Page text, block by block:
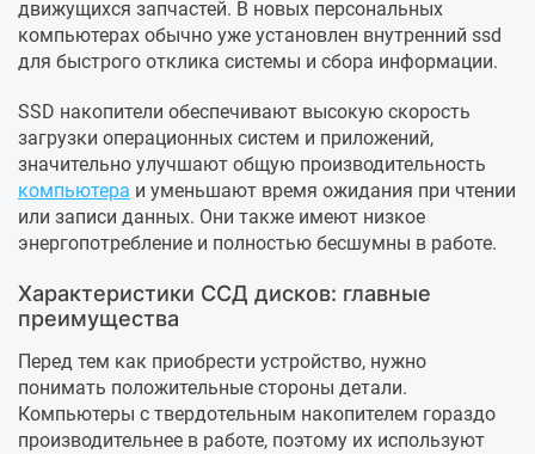
движущихся запчастей. В новых персональных
компьютерах обычно уже установлен внутренний ssd
для быстрого отклика системы и сбора информации.
SSD накопители обеспечивают высокую скорость
загрузки операционных систем и приложений,
значительно улучшают общую производительность
компьютера и уменьшают время ожидания при чтении
или записи данных. Они также имеют низкое
энергопотребление и полностью бесшумны в работе.
Характеристики ССД дисков: главные
преимущества
Перед тем как приобрести устройство, нужно
понимать положительные стороны детали.
Компьютеры с твердотельным накопителем гораздо
производительнее в работе, поэтому их используют